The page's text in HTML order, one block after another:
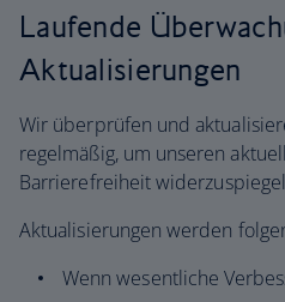
Laufende
Aktualisierungen
Wir überprüfen und
regelmäßig, um unseren
Barrierefreiheit
Aktualisierungen werden
Wenn wesentliche